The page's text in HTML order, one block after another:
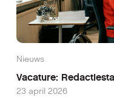
Nieuws
Vacature:
23 april 2026